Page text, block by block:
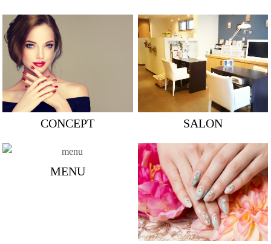
CONCEPT SALON
MENU